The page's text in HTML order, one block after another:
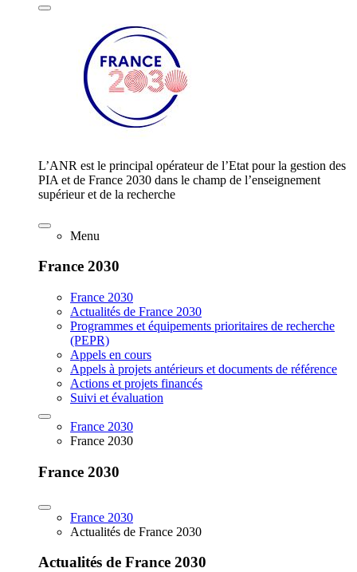
L’ANR est le principal opérateur de l’Etat pour la gestion des
PIA et de France 2030 dans le champ de l’enseignement
supérieur et de la recherche
Menu
France 2030
France 2030
Actualités de France 2030
Programmes et équipements prioritaires de recherche
(PEPR)
Appels en cours
Appels à projets antérieurs et documents de référence
Actions et projets financés
Suivi et évaluation
France 2030
France 2030
France 2030
France 2030
Actualités de France 2030
Actualités de France 2030